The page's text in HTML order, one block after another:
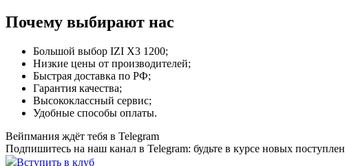
Почему выбирают нас
Большой выбор IZI X3 1200;
Низкие цены от производителей;
Быстрая доставка по РФ;
Гарантия качества;
Высококлассный сервис;
Удобные способы оплаты.
Вейпмания ждёт тебя в Telegram
Подпишитесь на наш канал в Telegram: будьте в курсе новых
Вступить в клуб